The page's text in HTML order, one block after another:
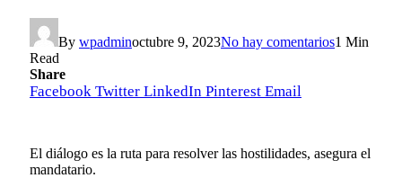
By wpadminoctubre 9, 2023No hay comentarios1 Min
Read
Share
Facebook Twitter LinkedIn Pinterest Email
El diálogo es la ruta para resolver las hostilidades, asegura el
mandatario.